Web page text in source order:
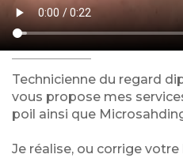
Technicienne du regard
vous propose mes
poil ainsi que
Je réalise, ou corrige